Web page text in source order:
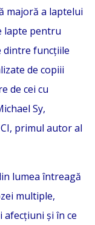
majoră a laptelui
lapte pentru
dintre funcțiile
de copiii
de cei cu
Sy,
primul autor al
lumea întreagă
multiple,
afecțiuni și în ce